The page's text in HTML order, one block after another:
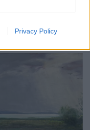
Privacy Policy